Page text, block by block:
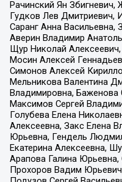
Рачинский Ян Збигневич,
Гудков Лев Дмитриевич,
Саранг Анна Васильевна,
Аверин Владимир
Щур Николай
Мосин Алексей
Симонов Алексей
Мельникова Валентина
Владимировна, Баженова
Максимов Сергей
Голубева Елена
Алексеевна, Закс Елена
Юрьевна, Гендель
Екатерина Алексеевна,
Арапова Галина
Прохоров Вадим